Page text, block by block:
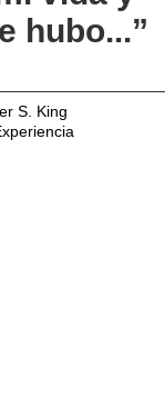
hubo...”
S. King